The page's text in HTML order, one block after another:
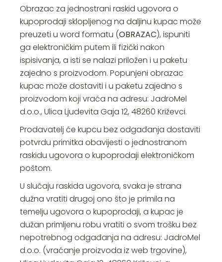
Obrazac za jednostrani raskid ugovora o
kupoprodaji sklopljenog na daljinu kupac može
preuzeti u word formatu (OBRAZAC), ispuniti
ga elektroničkim putem ili fizički nakon
ispisivanja, a isti se nalazi priložen i u paketu
zajedno s proizvodom. Popunjeni obrazac
kupac može dostaviti i u paketu zajedno s
proizvodom koji vraća na adresu: JadroMel
d.o.o., Ulica Ljudevita Gaja 12, 48260 Križevci.
Prodavatelj će kupcu bez odgađanja dostaviti
potvrdu primitka obavijesti o jednostranom
raskidu ugovora o kupoprodaji elektroničkom
poštom.
U slučaju raskida ugovora, svaka je strana
dužna vratiti drugoj ono što je primila na
temelju ugovora o kupoprodaji, a kupac je
dužan primljenu robu vratiti o svom trošku bez
nepotrebnog odgađanja na adresu: JadroMel
d.o.o. (vraćanje proizvoda iz web trgovine),